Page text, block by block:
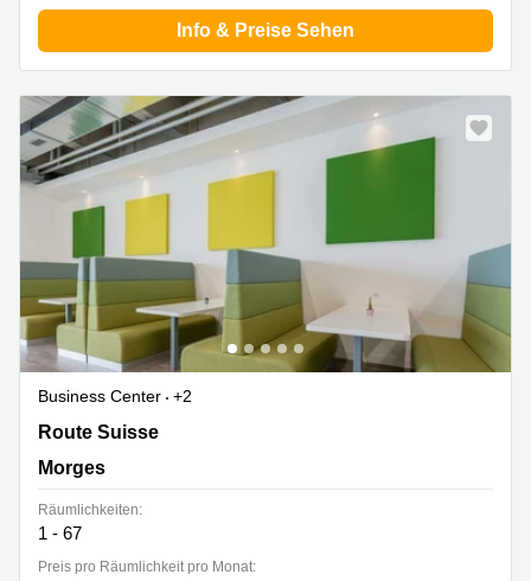
Info & Preise Sehen
Business Center
+2
Route Suisse 8A, Morges
Route Suisse
Morges
Räumlichkeiten:
1 - 67
Preis pro Räumlichkeit pro Monat: